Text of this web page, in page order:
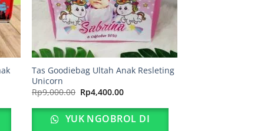
Tas Goodiebag Ultah Anak Resleting
Unicorn
Rp9,000.00 Harga
aslinya
adalah:
Rp9,000.00.
Rp4,400.00Harga
ini
adalah:
Rp4,400.00.
YUK NGOBROL DI